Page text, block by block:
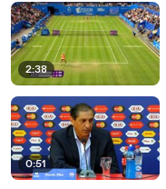
2:38
0:51